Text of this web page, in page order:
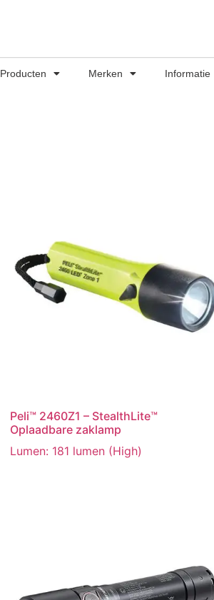
Producten Merken Informatie
Peli™ 2460Z1 – StealthLite™
Oplaadbare zaklamp
Lumen: 181 lumen (High)